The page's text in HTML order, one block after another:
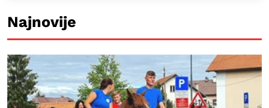
Najnovije